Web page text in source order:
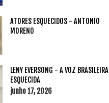
ATORES ESQUECIDOS - ANTONIO
MORENO
LENY EVERSONG - A VOZ BRASILEIRA
ESQUECIDA
junho 17, 2026